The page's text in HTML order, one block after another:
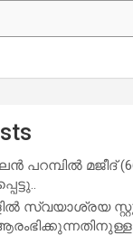
പറമ്പിൽ മജീദ്
സ്വയാശ്രയ